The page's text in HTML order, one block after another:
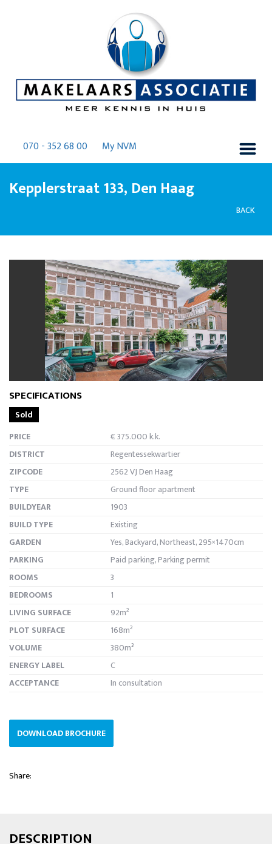
070 - 352 68 00 My NVM
Kepplerstraat 133, Den Haag
BACK
previous
SPECIFICATIONS
Sold
PRICE
€ 375.000 k.k.
DISTRICT
Regentessekwartier
ZIPCODE
2562 VJ Den Haag
TYPE
Ground floor apartment
BUILDYEAR
1903
BUILD TYPE
Existing
GARDEN
Yes, Backyard, Northeast, 295×1470cm
PARKING
Paid parking, Parking permit
ROOMS
3
BEDROOMS
1
LIVING SURFACE
92m²
PLOT SURFACE
168m²
VOLUME
380m³
ENERGY LABEL
C
ACCEPTANCE
In consultation
DOWNLOAD BROCHURE
Share:
DESCRIPTION